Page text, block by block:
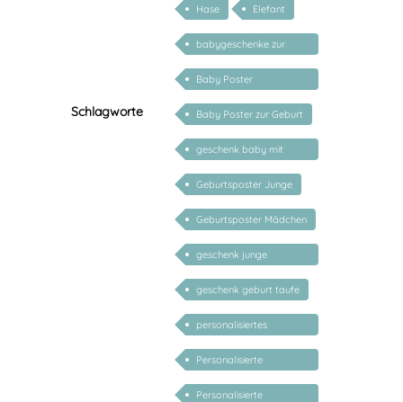
Schlagworte
Hase
Elefant
babygeschenke zur
geburt personalisiert
Baby Poster
personalisiert
Baby Poster zur Geburt
geschenk baby mit
namen
Geburtsposter Junge
Geburtsposter Mädchen
geschenk junge
mädchen
geschenk geburt taufe
personalisiertes
Taufgeschenk
Personalisierte
Babygeschenke
Personalisierte